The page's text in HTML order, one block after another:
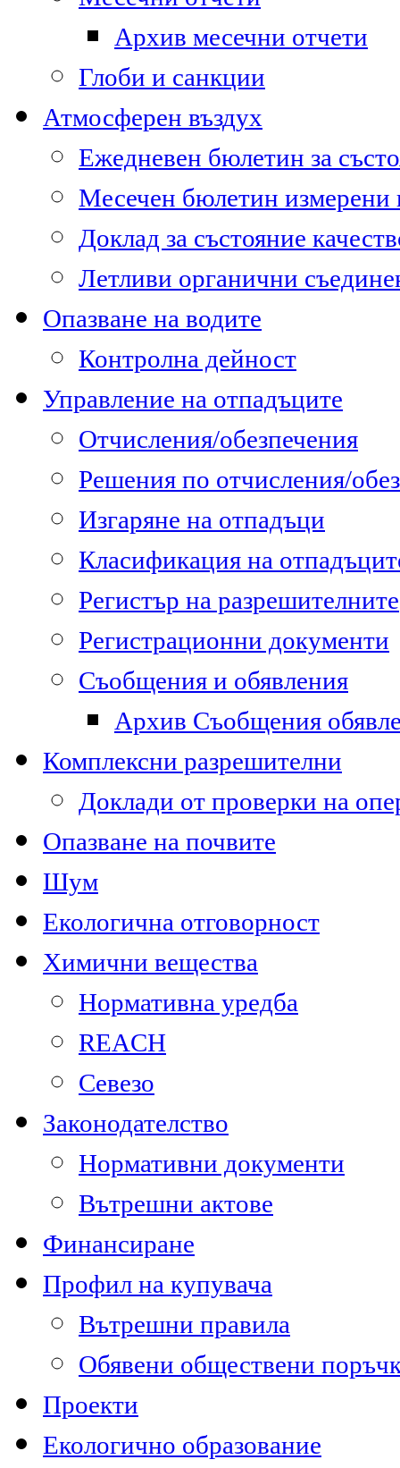
Архив месечни отчети
Глоби и санкции
Атмосферен въздух
Ежедневен бюлетин за
Месечен бюлетин
Доклад за състояние
Летливи органични
Опазване на водите
Контролна дейност
Управление на отпадъците
Отчисления/обезпечения
Решения по отчисления/
Изгаряне на отпадъци
Класификация на
Регистър на разрешителните
Регистрационни документи
Съобщения и обявления
Архив Съобщения
Комплексни разрешителни
Доклади от проверки на
Опазване на почвите
Шум
Екологична отговорност
Химични вещества
Нормативна уредба
REACH
Севезо
Законодателство
Нормативни документи
Вътрешни актове
Финансиране
Профил на купувача
Вътрешни правила
Обявени обществени
Проекти
Екологично образование